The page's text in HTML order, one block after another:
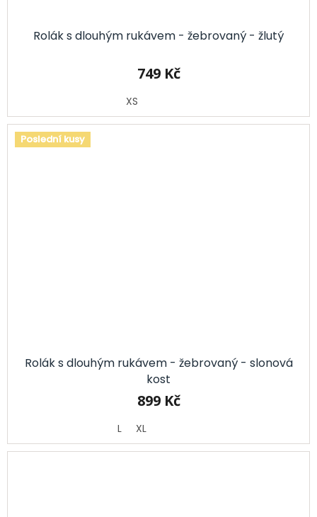
Rolák s dlouhým rukávem - žebrovaný - žlutý
749 Kč
XS
Poslední kusy
Rolák s dlouhým rukávem - žebrovaný - slonová
kost
899 Kč
L XL